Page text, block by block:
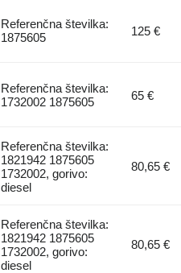
Referenčna številka:
1875605
125 €
Referenčna številka:
1732002 1875605
65 €
Referenčna številka:
1821942 1875605
1732002, gorivo:
diesel
80,65 €
Referenčna številka:
1821942 1875605
1732002, gorivo:
diesel
80,65 €